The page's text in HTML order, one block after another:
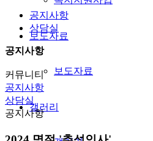
보도자료
보도자료
갤러리
공지사항
상담실
공지사항
커뮤니티
공지사항
상담실
공지사항